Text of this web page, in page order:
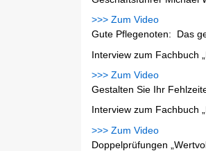
>>> Zum Video
Gute Pflegenoten: Das
Interview zum Fachbuch
>>> Zum Video
Gestalten Sie Ihr
Interview zum Fachbuch
>>> Zum Video
Doppelprüfungen